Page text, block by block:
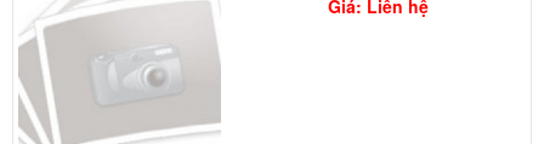
Giá: Liên hệ